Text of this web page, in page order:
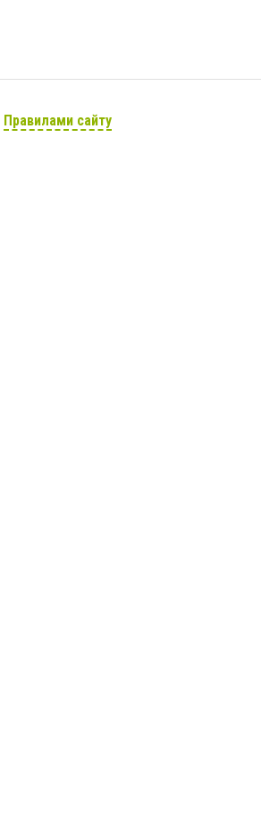
Правилами сайту